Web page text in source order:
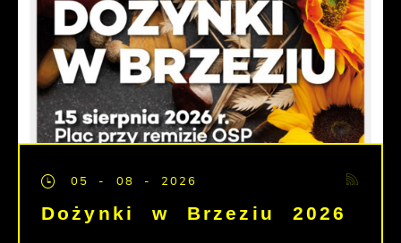
05 - 08 - 2026
Dożynki w Brzeziu 2026